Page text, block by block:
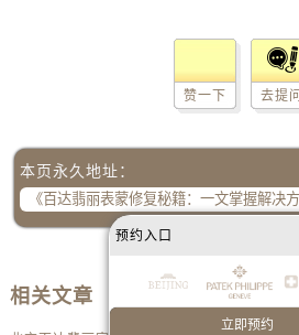
赞一下 去提问
本页永久地址：
相关文章
预约入口
立即预约